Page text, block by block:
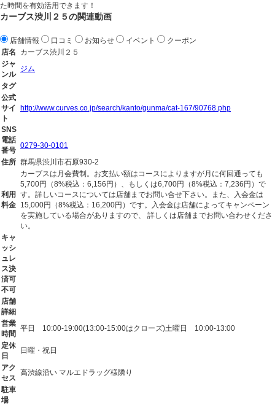
た時間を有効活用できます！
カーブス渋川２５の関連動画
店舗情報 口コミ お知らせ イベント
クーポン
店名
カーブス渋川２５
ジャ
ンル
ジム
タグ
公式
サイ
ト
http://www.curves.co.jp/search/kanto/gunma/cat-167/90768.php
SNS
電話
番号
0279-30-0101
住所 群馬県渋川市石原930-2
利用
料金
カーブスは月会費制。お支払い額はコースによりますが月に何回通っても
5,700円（8%税込：6,156円）、もしくは6,700円（8%税込：7,236円）で
す。詳しいコースについては店舗までお問い合せ下さい。また、入会金は
15,000円（8%税込：16,200円）です。入会金は店舗によってキャンペーン
を実施している場合がありますので、 詳しくは店舗までお問い合わせくださ
い。
キャ
ッシ
ュレ
ス決
済可
不可
店舗
詳細
営業
時間
平日 10:00-19:00(13:00-15:00はクローズ)土曜日 10:00-13:00
定休
日
日曜・祝日
アク
セス
高渋線沿い マルエドラッグ様隣り
駐車
場